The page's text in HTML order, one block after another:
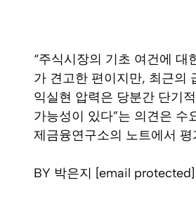
“주식시장의 기초 여건에 대
가 견고한 편이지만, 최근의
익실현 압력은 당분간 단기
가능성이 있다”는 의견은 수
제금융연구소의 노트에서 평
BY 박은지 [email protected]